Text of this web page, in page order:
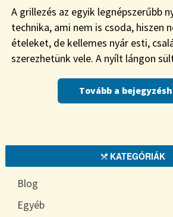
A grillezés az egyik legnépszerűbb
technika, ami nem is csoda, hiszen
ételeket, de kellemes nyár esti,
szerezhetünk vele. A nyílt lángon
Tovább a
KATEGÓRIÁK
Blog
Egyéb